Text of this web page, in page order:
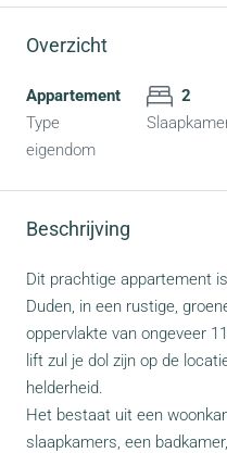
Overzicht
Appartement
Type
eigendom
2
Beschrijving
Dit prachtige appartement
Duden, in een rustige,
oppervlakte van ongeveer
lift zul je dol zijn op de
helderheid.
Het bestaat uit een
slaapkamers, een